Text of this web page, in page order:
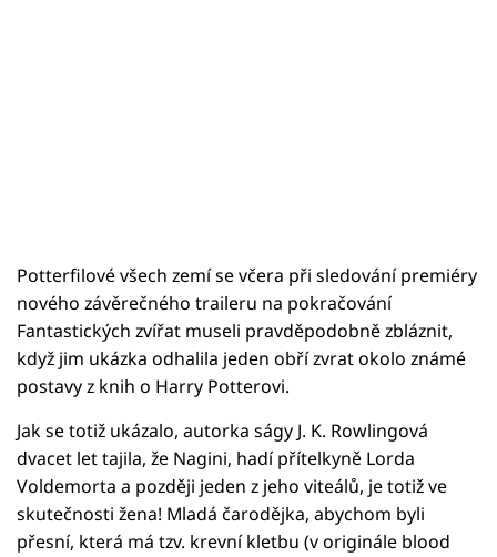
Potterfilové všech zemí se včera při sledování premiéry
nového závěrečného traileru na pokračování
Fantastických zvířat museli pravděpodobně zbláznit,
když jim ukázka odhalila jeden obří zvrat okolo známé
postavy z knih o Harry Potterovi.
Jak se totiž ukázalo, autorka ságy J. K. Rowlingová
dvacet let tajila, že Nagini, hadí přítelkyně Lorda
Voldemorta a později jeden z jeho viteálů, je totiž ve
skutečnosti žena! Mladá čarodějka, abychom byli
přesní, která má tzv. krevní kletbu (v originále blood